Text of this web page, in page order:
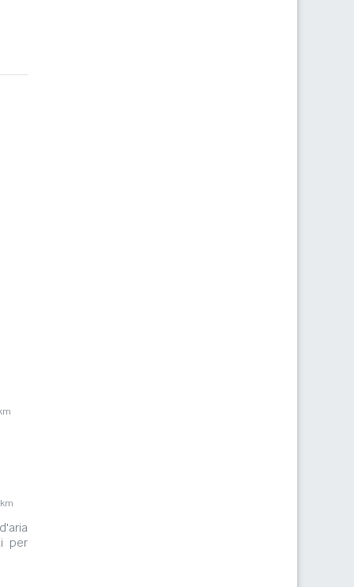
per